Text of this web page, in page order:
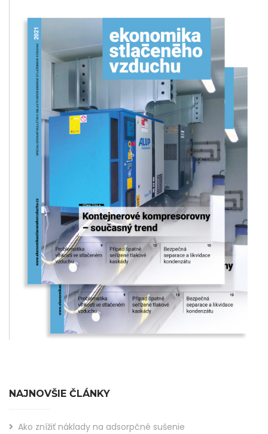
NAJNOVŠIE ČLÁNKY
Ako znížiť náklady na adsorpčné sušenie